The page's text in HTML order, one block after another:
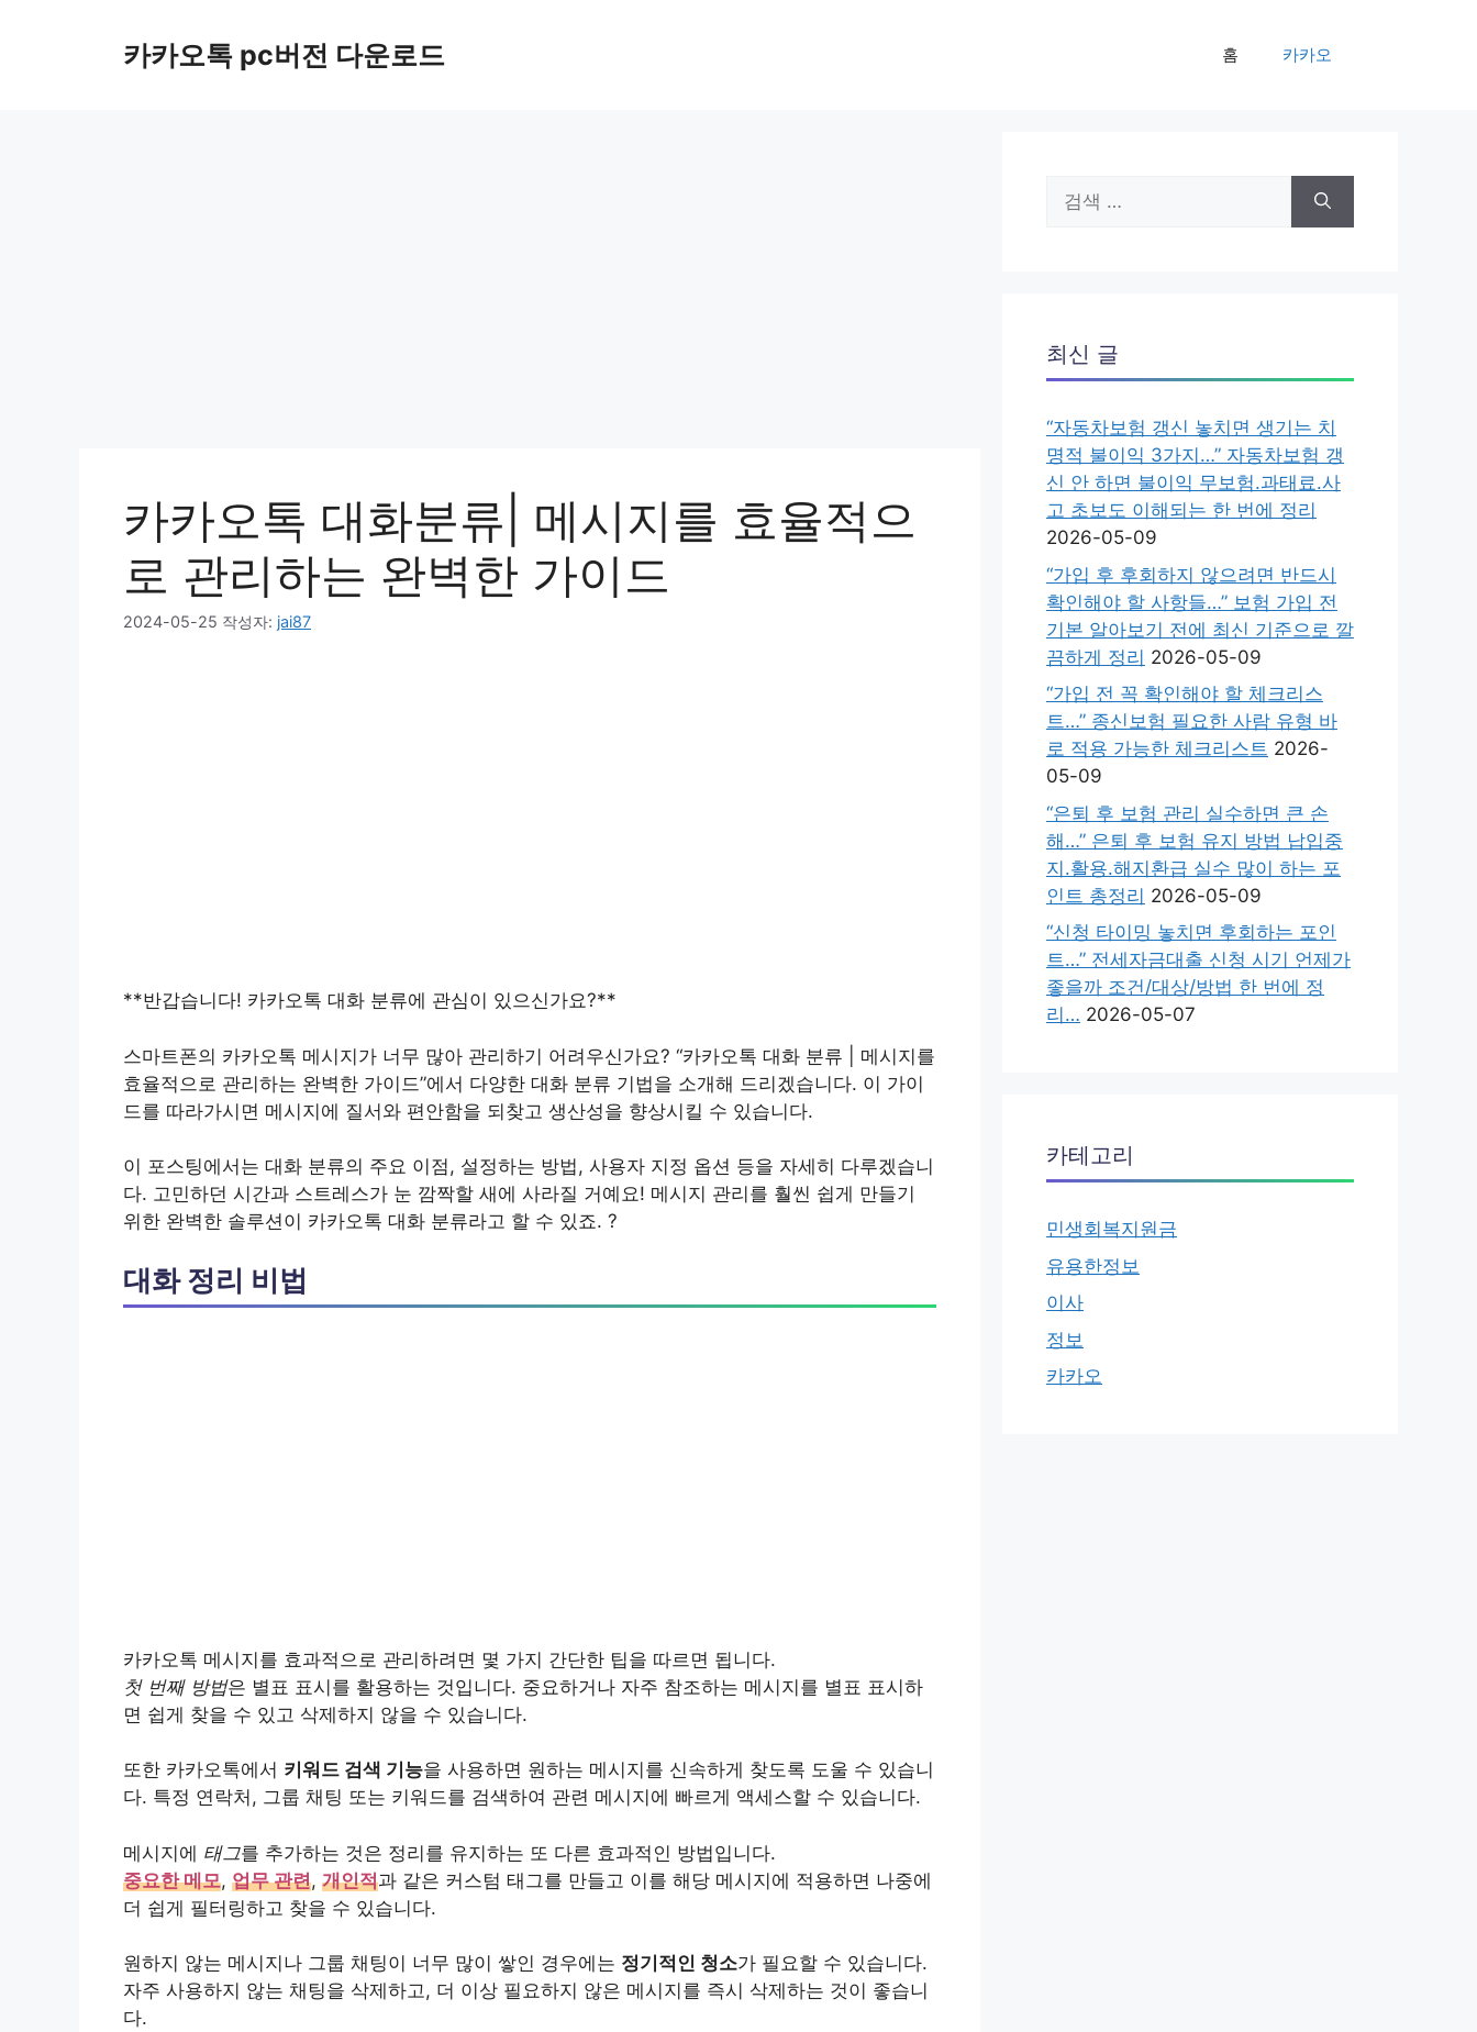
카카오톡 pc버전 다운로드 홈 카카오
카카오톡 대화분류| 메시지를 효율적으
로 관리하는 완벽한 가이드
2024-05-25 작성자: jai87
**반갑습니다! 카카오톡 대화 분류에 관심이 있으신가요?**
스마트폰의 카카오톡 메시지가 너무 많아 관리하기 어려우신가요? “카카오톡 대화 분류 | 메시지를
효율적으로 관리하는 완벽한 가이드”에서 다양한 대화 분류 기법을 소개해 드리겠습니다. 이 가이
드를 따라가시면 메시지에 질서와 편안함을 되찾고 생산성을 향상시킬 수 있습니다.
이 포스팅에서는 대화 분류의 주요 이점, 설정하는 방법, 사용자 지정 옵션 등을 자세히 다루겠습니
다. 고민하던 시간과 스트레스가 눈 깜짝할 새에 사라질 거예요! 메시지 관리를 훨씬 쉽게 만들기
위한 완벽한 솔루션이 카카오톡 대화 분류라고 할 수 있죠. ?
대화 정리 비법
카카오톡 메시지를 효과적으로 관리하려면 몇 가지 간단한 팁을 따르면 됩니다.
첫 번째 방법은 별표 표시를 활용하는 것입니다. 중요하거나 자주 참조하는 메시지를 별표 표시하
면 쉽게 찾을 수 있고 삭제하지 않을 수 있습니다.
또한 카카오톡에서 키워드 검색 기능을 사용하면 원하는 메시지를 신속하게 찾도록 도울 수 있습니
다. 특정 연락처, 그룹 채팅 또는 키워드를 검색하여 관련 메시지에 빠르게 액세스할 수 있습니다.
메시지에 태그를 추가하는 것은 정리를 유지하는 또 다른 효과적인 방법입니다.
중요한 메모, 업무 관련, 개인적과 같은 커스텀 태그를 만들고 이를 해당 메시지에 적용하면 나중에
더 쉽게 필터링하고 찾을 수 있습니다.
원하지 않는 메시지나 그룹 채팅이 너무 많이 쌓인 경우에는 정기적인 청소가 필요할 수 있습니다.
자주 사용하지 않는 채팅을 삭제하고, 더 이상 필요하지 않은 메시지를 즉시 삭제하는 것이 좋습니
다.
색:
최신 글
“자동차보험 갱신 놓치면 생기는 치
명적 불이익 3가지…” 자동차보험 갱
신 안 하면 불이익 무보험.과태료.사
고 초보도 이해되는 한 번에 정리
2026-05-09
“가입 후 후회하지 않으려면 반드시
확인해야 할 사항들…” 보험 가입 전
기본 알아보기 전에 최신 기준으로 깔
끔하게 정리 2026-05-09
“가입 전 꼭 확인해야 할 체크리스
트…” 종신보험 필요한 사람 유형 바
로 적용 가능한 체크리스트 2026-
05-09
“은퇴 후 보험 관리 실수하면 큰 손
해…” 은퇴 후 보험 유지 방법 납입중
지.활용.해지환급 실수 많이 하는 포
인트 총정리 2026-05-09
“신청 타이밍 놓치면 후회하는 포인
트…” 전세자금대출 신청 시기 언제가
좋을까 조건/대상/방법 한 번에 정
리… 2026-05-07
카테고리
민생회복지원금
유용한정보
이사
정보
카카오